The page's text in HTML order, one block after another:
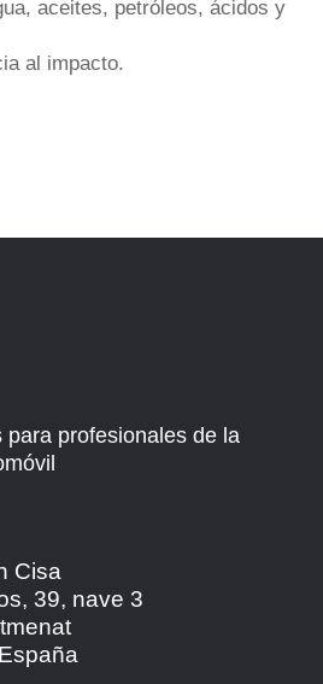
aceites, petróleos, ácidos y
al impacto.
para profesionales de la
Cisa
39, nave 3